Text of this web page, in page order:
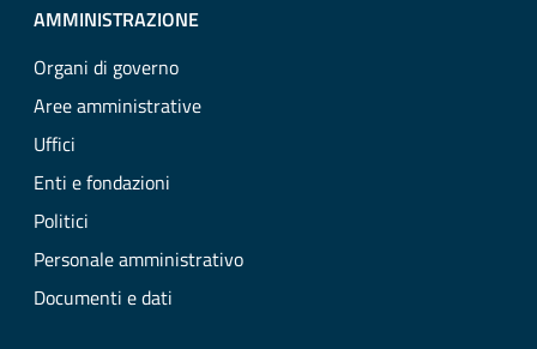
AMMINISTRAZIONE
Organi di governo
Aree amministrative
Uffici
Enti e fondazioni
Politici
Personale amministrativo
Documenti e dati